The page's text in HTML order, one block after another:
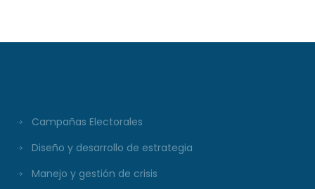
Campañas Electorales
Diseño y desarrollo de estrategia
Manejo y gestión de crisis